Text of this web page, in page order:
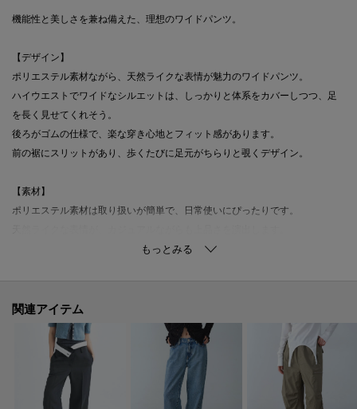
機能性と美しさを兼ね備えた、理想のワイドパンツ。
【デザイン】
ポリエステル素材ながら、天然ライクな表情が魅力のワイドパンツ。
ハイウエストでワイドなシルエットは、しっかりと体系をカバーしつつ、足
を長く見せてくれそう。
後ろがゴムの仕様で、楽な穿き心地とフィット感があります。
前の裾にスリットがあり、歩くたびに足元がちらりと覗くデザイン。
【素材】
ポリエステル素材は取り扱いが簡単で、日常使いにぴったりです。
ワイドシルエットを活かしたシンプルなトップス合わせがおすすめ。
長いシーズンでお使いいただけます。
＃ワイドパンツ ＃ハイウエスト ＃機能性 ＃スリット ＃カジュアル
関連アイテム